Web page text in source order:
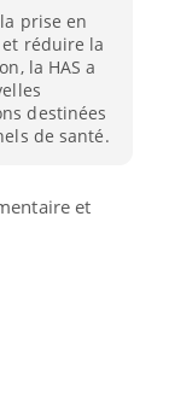
prise en
et réduire la
la HAS a
destinées
de santé.
et